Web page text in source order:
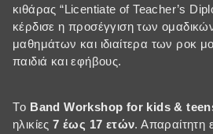
κιθάρας “Licentiate of Teacher’s
κέρδισε η προσέγγιση των
μαθημάτων και ιδιαίτερα των ροκ
παιδιά και εφήβους.
Τo Band Workshop for kids &
ηλικίες7 έως 17 ετών. Απαραίτητη